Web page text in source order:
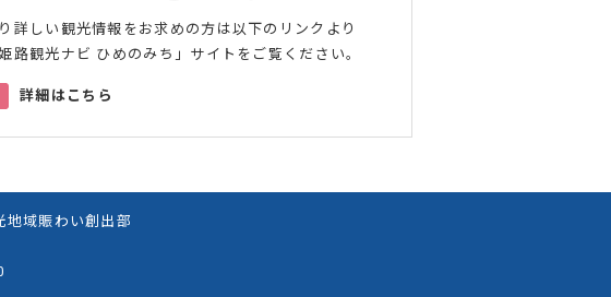
詳しい観光情報をお求めの方は以下のリンクより
姫路観光ナビ ひめのみち」サイトをご覧ください。
詳細はこちら
地域賑わい創出部